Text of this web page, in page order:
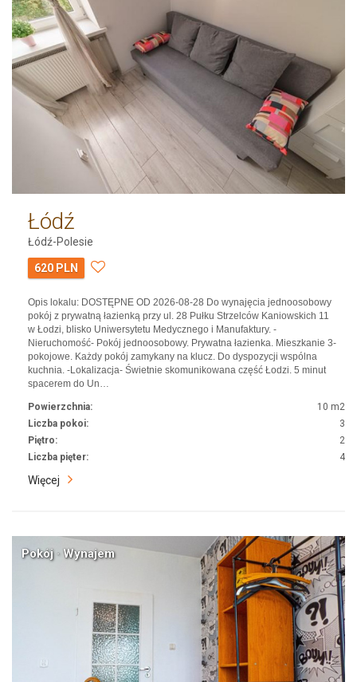
Łódź
Łódź-Polesie
620 PLN
Opis lokalu: DOSTĘPNE OD 2026-08-28 Do wynajęcia jednoosobowy
pokój z prywatną łazienką przy ul. 28 Pułku Strzelców Kaniowskich 11
w Łodzi, blisko Uniwersytetu Medycznego i Manufaktury. -
Nieruchomość- Pokój jednoosobowy. Prywatna łazienka. Mieszkanie 3-
pokojowe. Każdy pokój zamykany na klucz. Do dyspozycji wspólna
kuchnia. -Lokalizacja- Świetnie skomunikowana część Łodzi. 5 minut
spacerem do Un…
Powierzchnia:
10 m2
Liczba pokoi:
3
Piętro:
2
Liczba pięter:
4
Więcej
Pokój · Wynajem